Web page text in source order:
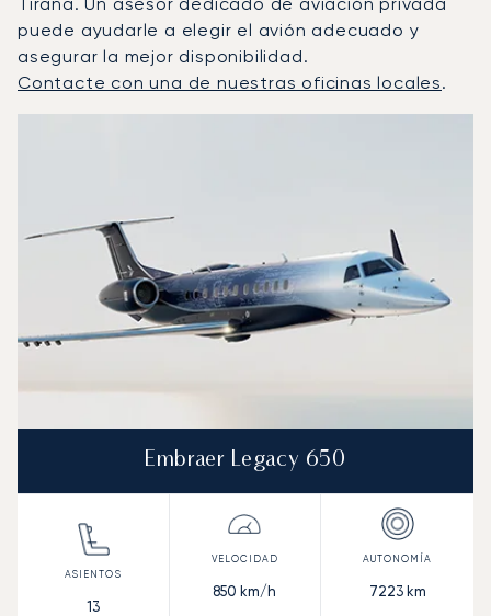
puede ayudarle a elegir el avión adecuado y
asegurar la mejor disponibilidad.
Contacte con una de nuestras oficinas locales.
Embraer Legacy 650
13
850 km/h 7223km